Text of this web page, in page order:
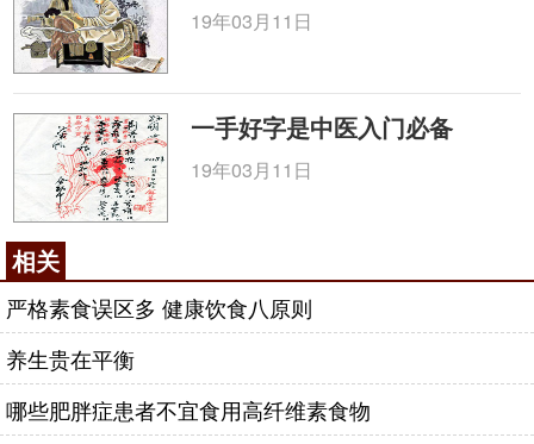
19年03月11日
一手好字是中医入门必备
19年03月11日
相关
严格素食误区多 健康饮食八原则
养生贵在平衡
哪些肥胖症患者不宜食用高纤维素食物